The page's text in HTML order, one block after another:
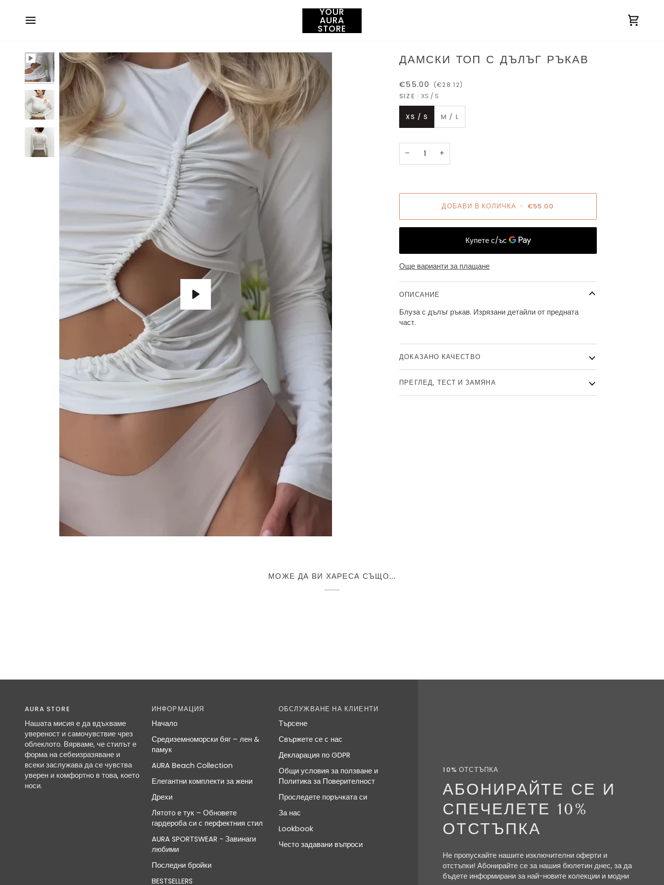
YOUR
AURA
STORE
ДАМСКИ ТОП С ДЪЛЪГ РЪКАВ
€55.00 (€28.12)
SIZE XS / S
XS / S M / L
− +
ДОБАВИ В КОЛИЧКА • €55.00
Още варианти за плащане
ОПИСАНИЕ
Блуза с дълъг ръкав. Изрязани детайли от предната
част.
ДОКАЗАНО КАЧЕСТВО
ПРЕГЛЕД, ТЕСТ И ЗАМЯНА
МОЖЕ ДА ВИ ХАРЕСА СЪЩО...
10% ОТСТЪПКА
АБОНИРАЙТЕ СЕ И
СПЕЧЕЛЕТЕ 10%
ОТСТЪПКА
Не пропускайте нашите изключителни оферти и
отстъпки! Абонирайте се за нашия бюлетин днес, за да
бъдете информирани за най-новите колекции и модни
AURA STORE
Нашата мисия е да вдъхваме
увереност и самочувствие чрез
облеклото. Вярваме, че стилът е
форма на себеизразяване и
всеки заслужава да се чувства
уверен и комфортно в това, което
носи.
ИНФОРМАЦИЯ
Начало
Средиземноморски бяг – лен &
памук
AURA Beach Collection
Елегантни комплекти за жени
Дрехи
Лятото е тук – Обновете
гардероба си с перфектния стил
AURA SPORTSWEAR - Завинаги
любими
Последни бройки
BESTSELLERS
ОБСЛУЖВАНЕ НА КЛИЕНТИ
Търсене
Свържете се с нас
Декларация по GDPR
Общи условия за ползване и
Политика за Поверителност
Проследете поръчката си
За нас
Lookbook
Често задавани въпроси